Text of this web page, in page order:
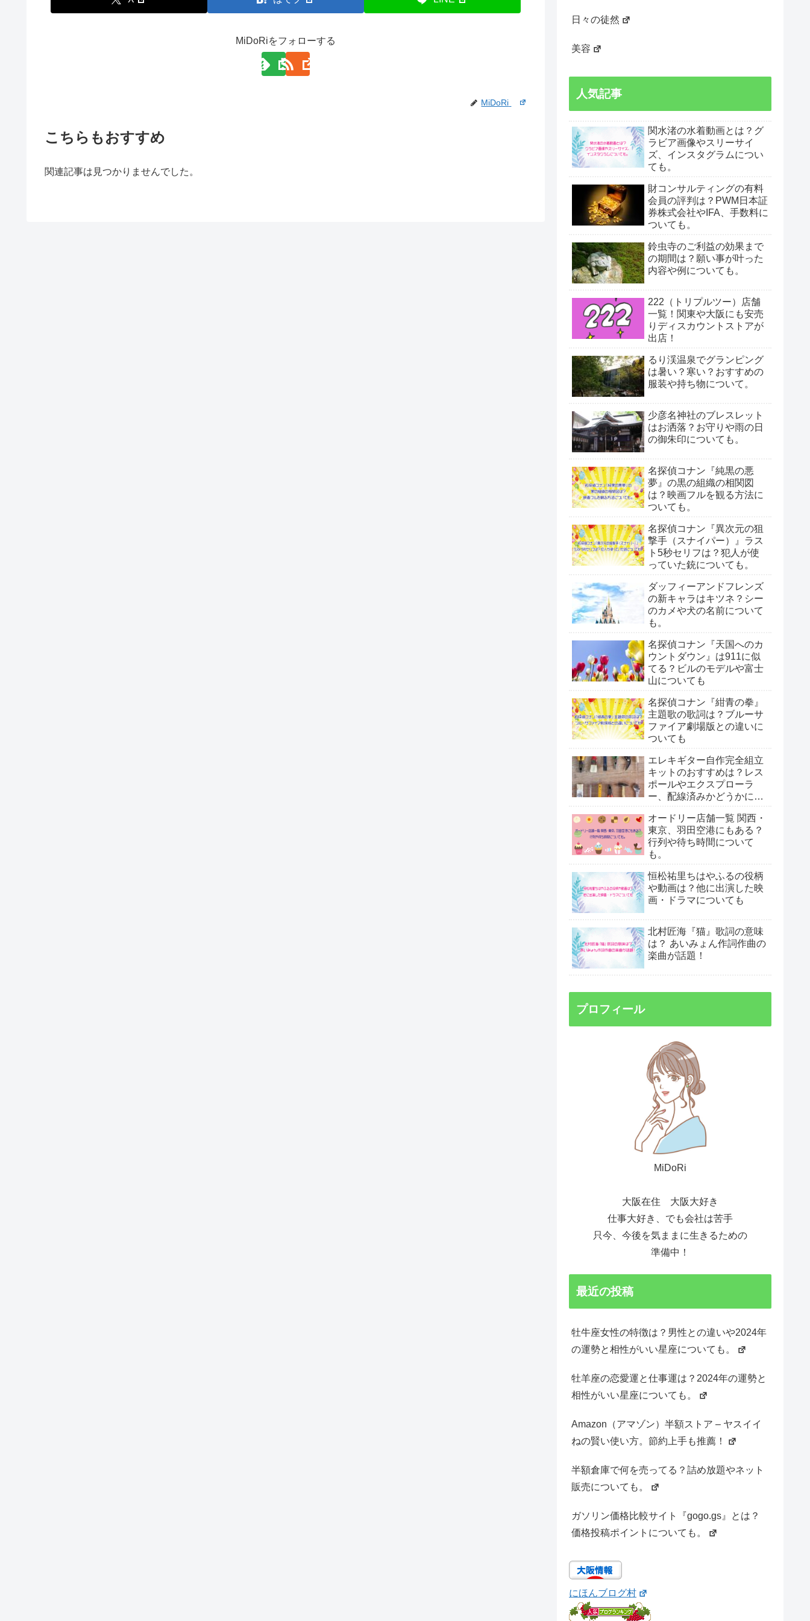
MiDoRiをフォローする
MiDoRi
こちらもおすすめ
関連記事は見つかりませんでした。
日々の徒然
美容
人気記事
関水渚の水着動画とは？グ
ラビア画像やスリーサイ
ズ、インスタグラムについ
ても。
財コンサルティングの有料
会員の評判は？PWM日本証
券株式会社やIFA、手数料に
ついても。
鈴虫寺のご利益の効果まで
の期間は？願い事が叶った
内容や例についても。
222（トリプルツー）店舗
一覧！関東や大阪にも安売
りディスカウントストアが
出店！
るり渓温泉でグランピング
は暑い？寒い？おすすめの
服装や持ち物について。
少彦名神社のブレスレット
はお洒落？お守りや雨の日
の御朱印についても。
名探偵コナン『純黒の悪
夢』の黒の組織の相関図
は？映画フルを観る方法に
ついても。
名探偵コナン『異次元の狙
撃手（スナイパー）』ラス
ト5秒セリフは？犯人が使
っていた銃についても。
ダッフィーアンドフレンズ
の新キャラはキツネ？シー
のカメや犬の名前について
も。
名探偵コナン『天国へのカ
ウントダウン』は911に似
てる？ビルのモデルや富士
山についても
名探偵コナン『紺青の拳』
主題歌の歌詞は？ブルーサ
ファイア劇場版との違いに
ついても
エレキギター自作完全組立
キットのおすすめは？レス
ポールやエクスプローラ
ー、配線済みかどうかにつ
オードリー店舗一覧 関西・
東京、羽田空港にもある？
行列や待ち時間について
も。
恒松祐里ちはやふるの役柄
や動画は？他に出演した映
画・ドラマについても
北村匠海『猫』歌詞の意味
は？ あいみょん作詞作曲の
楽曲が話題！
プロフィール
MiDoRi
大阪在住 大阪大好き
仕事大好き、でも会社は苦手
只今、今後を気ままに生きるための
準備中！
最近の投稿
牡牛座女性の特徴は？男性との違いや2024年
の運勢と相性がいい星座についても。
牡羊座の恋愛運と仕事運は？2024年の運勢と
相性がいい星座についても。
Amazon（アマゾン）半額ストア – ヤスイイ
ねの賢い使い方。節約上手も推薦！
半額倉庫で何を売ってる？詰め放題やネット
販売についても。
ガソリン価格比較サイト『gogo.gs』とは？
価格投稿ポイントについても。
にほんブログ村